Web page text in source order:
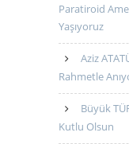
Paratiroid
Yaşıyoruz
Aziz
Rahmetle
Büyük
Kutlu Olsun